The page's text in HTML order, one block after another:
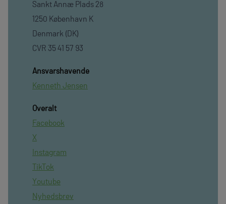
Sankt Annæ Plads 28
1250 København K
Denmark (DK)
CVR 35 41 57 93
Ansvarshavende
Kenneth Jensen
Overalt
Facebook
X
Instagram
TikTok
Youtube
Nyhedsbrev